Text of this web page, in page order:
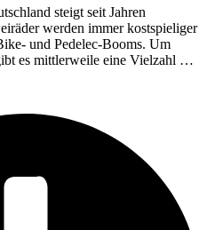
steigt seit Jahren
werden immer kostspieliger
und Pedelec-Booms. Um
es mittlerweile eine Vielzahl …